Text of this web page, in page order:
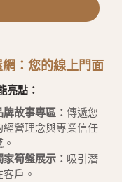
網：您的線上門面
亮點：
牌故事專區： 傳遞您
經營理念與專業信任
。
家筍盤展示： 吸引潛
客戶。